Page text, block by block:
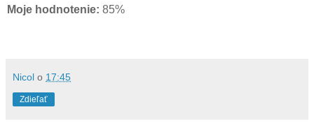
Moje hodnotenie: 85%
Nicol o 17:45
Zdieľať